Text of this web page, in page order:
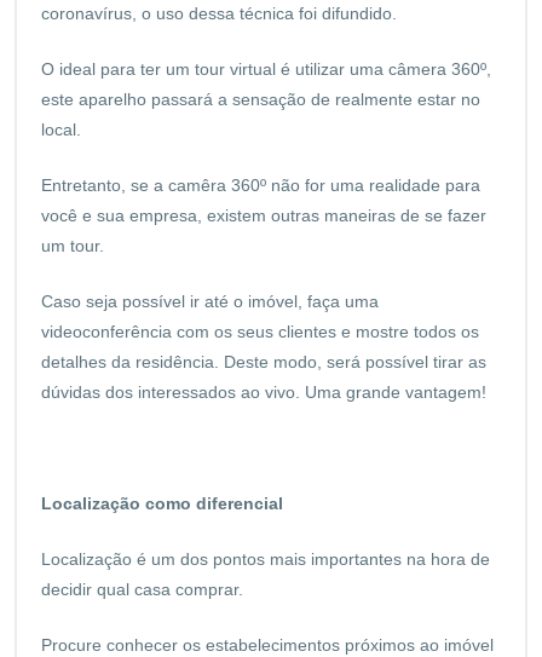
coronavírus, o uso dessa técnica foi difundido.
O ideal para ter um tour virtual é utilizar uma câmera 360º,
este aparelho passará a sensação de realmente estar no
local.
Entretanto, se a camêra 360º não for uma realidade para
você e sua empresa, existem outras maneiras de se fazer
um tour.
Caso seja possível ir até o imóvel, faça uma
videoconferência com os seus clientes e mostre todos os
detalhes da residência. Deste modo, será possível tirar as
dúvidas dos interessados ao vivo. Uma grande vantagem!
Localização como diferencial
Localização é um dos pontos mais importantes na hora de
decidir qual casa comprar.
Procure conhecer os estabelecimentos próximos ao imóvel